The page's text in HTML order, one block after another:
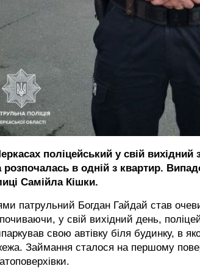
поліцейський у свій вихідний
розпочалась в одній з квартир.
Самійла Кішки.
патрульний Богдан Гайдай став
у свій вихідний день,
свою автівку біля будинку, в
Займання сталося на першому